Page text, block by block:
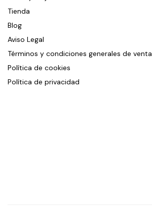
Tienda
Blog
Aviso Legal
Términos y condiciones generales de venta
Política de cookies
Política de privacidad